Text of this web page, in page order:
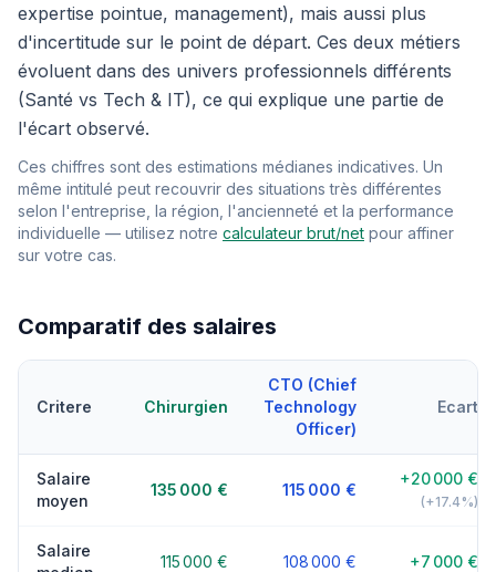
expertise pointue, management), mais aussi plus
d'incertitude sur le point de départ. Ces deux métiers
évoluent dans des univers professionnels différents
(Santé vs Tech & IT), ce qui explique une partie de
l'écart observé.
Ces chiffres sont des estimations médianes indicatives. Un
même intitulé peut recouvrir des situations très différentes
selon l'entreprise, la région, l'ancienneté et la performance
individuelle — utilisez notre calculateur brut/net pour affiner
sur votre cas.
Comparatif des salaires
Critere Chirurgien
CTO (Chief
Technology
Officer)
Ecart
Salaire
moyen
135 000 € 115 000 €
+20 000 €
(+17.4%)
Salaire
115 000 € 108 000 € +7 000 €